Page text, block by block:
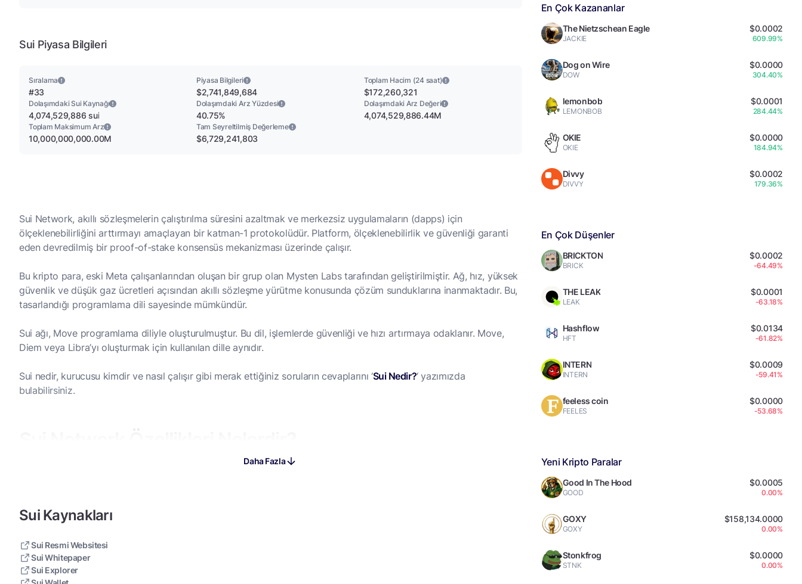
Sui Piyasa Bilgileri
Sıralama
#33
Piyasa Bilgileri
$2,741,849,684
Toplam Hacim (24 saat)
$172,260,321
Dolaşımdaki Sui Kaynağı
4,074,529,886 sui
Dolaşımdaki Arz Yüzdesi
40.75%
Dolaşımdaki Arz Değeri
4,074,529,886.44M
Toplam Maksimum Arz
10,000,000,000.00M
Tam Seyreltilmiş Değerleme
$6,729,241,803
Sui Network, akıllı sözleşmelerin çalıştırılma süresini azaltmak ve merkezsiz uygulamaların (dapps) için
ölçeklenebilirliğini arttırmayı amaçlayan bir katman-1 protokolüdür. Platform, ölçeklenebilirlik ve güvenliği garanti
eden devredilmiş bir proof-of-stake konsensüs mekanizması üzerinde çalışır.
Bu kripto para, eski Meta çalışanlarından oluşan bir grup olan Mysten Labs tarafından geliştirilmiştir. Ağ, hız, yüksek
güvenlik ve düşük gaz ücretleri açısından akıllı sözleşme yürütme konusunda çözüm sunduklarına inanmaktadır. Bu,
tasarlandığı programlama dili sayesinde mümkündür.
Sui ağı, Move programlama diliyle oluşturulmuştur. Bu dil, işlemlerde güvenliği ve hızı artırmaya odaklanır. Move,
Diem veya Libra’yı oluşturmak için kullanılan dille aynıdır.
Sui nedir, kurucusu kimdir ve nasıl çalışır gibi merak ettiğiniz soruların cevaplarını ‘Sui Nedir?‘ yazımızda
bulabilirsiniz.
hızlı etkileşim sağlar.
izlemelerine imkan verir, bu da veritabanı sorgulama yükünü azaltır.
Zincir Üstü Depolama
Daha Fazla
Sui Kaynakları
Sui Resmi Websitesi
Sui Whitepaper
Sui Explorer
En Çok Kazananlar
JACKIE
The Nietzschean Eagle $0.0002
609.99%
DOW
Dog on Wire $0.0000
304.40%
LEMONBOB
lemonbob $0.0001
284.44%
OKIE
OKIE $0.0000
184.94%
DIVVY
Divvy $0.0002
179.36%
En Çok Düşenler
BRICK
BRICKTON $0.0002
-64.49%
LEAK
THE LEAK $0.0001
-63.18%
HFT
Hashflow $0.0134
-61.82%
INTERN
INTERN $0.0009
-59.41%
FEELES
feeless coin $0.0000
-53.68%
Yeni Kripto Paralar
GOOD
Good In The Hood $0.0005
0.00%
GOXY
GOXY $158,134.0000
0.00%
STNK
Stonkfrog $0.0000
0.00%